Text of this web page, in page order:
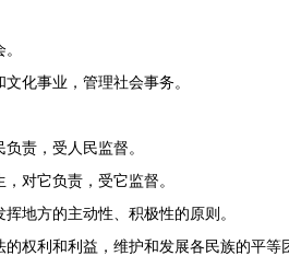
化事业，管理社会事务。
责，受人民监督。
对它负责，受它监督。
地方的主动性、积极性的原则。
利和利益，维护和发展各民族的平等